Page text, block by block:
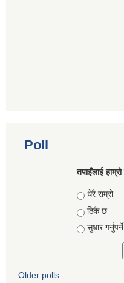
Poll
तपाइँलाई
Choices
धेरै राम्रो
ठिकै छ
सुधार गर्नुपर्ने
Older polls